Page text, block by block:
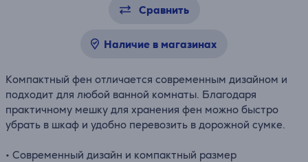
Сравнить
Наличие в магазинах
Компактный фен отличается современным дизайном и
подходит для любой ванной комнаты. Благодаря
практичному мешку для хранения фен можно быстро
убрать в шкаф и удобно перевозить в дорожной сумке.
• Современный дизайн и компактный размер